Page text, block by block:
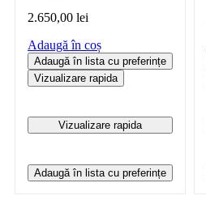
2.650,00 lei
Adaugă în coș
Adaugă în lista cu preferințe
Vizualizare rapida
Vizualizare rapida
Adaugă în lista cu preferințe